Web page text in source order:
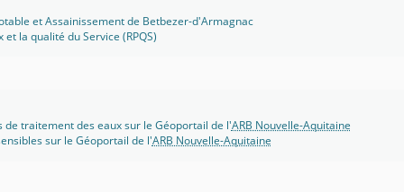
et Assainissement de Betbezer-d'Armagnac
la qualité du Service (RPQS)
de traitement des eaux sur le Géoportail de l'ARB Nouvelle-Aquitaine
sur le Géoportail de l'ARB Nouvelle-Aquitaine